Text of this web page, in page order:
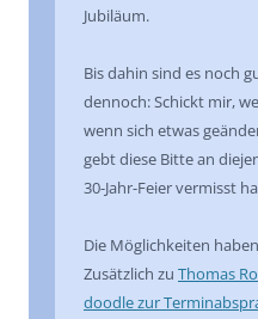
Jubiläum.
Bis dahin sind es noch
dennoch: Schickt mir,
wenn sich etwas
gebt diese Bitte an
30-Jahr-Feier vermisst
Die Möglichkeiten
Zusätzlich zu Thomas
doodle zur